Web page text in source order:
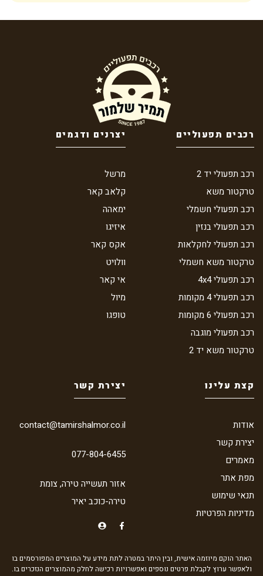
רכבים תפעוליים
רכב תפעולי יד 2
טרקטור משא
רכב תפעולי חשמלי
רכב תפעולי בנזין
רכב תפעולי לחקלאות
טרקטור משא חשמלי
רכב תפעולי 4x4
רכב תפעולי 4 מקומות
רכב תפעולי 6 מקומות
רכב תפעולי מוגבה
טרקטור משא יד 2
יצרנים ודגמים
מרשל
קלאב קאר
ימאהה
איזיגו
אקס קאר
וולויט
אי קאר
מיול
טופגו
קצת עלינו
אודות
יצירת קשר
מאמרים
מפת אתר
תנאי שימוש
מדיניות הפרטיות
יצירת קשר
contact@tamirshalmor.co.il
077-804-6455
אזור תעשייה טירה, צומת
טירה-כוכב יאיר
האתר הוקם מיוזמה אישית, ובין היתר במטרה לתת מידע על המוצרים המפורסמים בו
ולאפשר ערוץ לקבלת פרטים נוספים ואפשרויות רכישה לחלק מהמוצרים הנזכרים בו.